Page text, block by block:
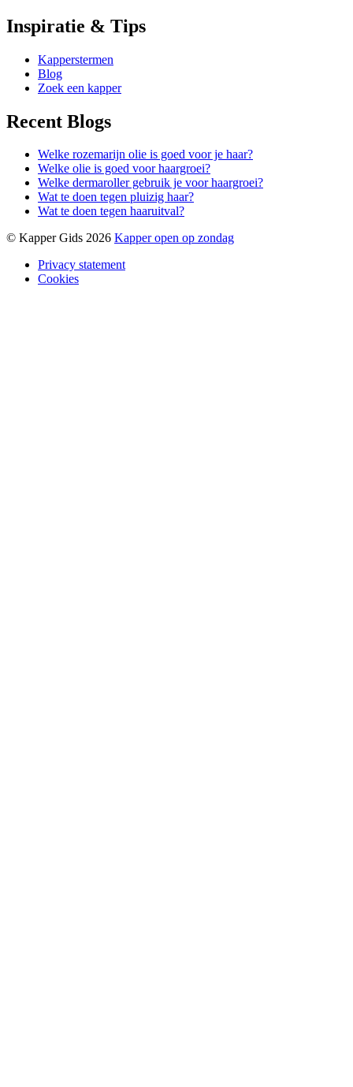
Inspiratie & Tips
Kapperstermen
Blog
Zoek een kapper
Recent Blogs
Welke rozemarijn olie is goed voor je haar?
Welke olie is goed voor haargroei?
Welke dermaroller gebruik je voor haargroei?
Wat te doen tegen pluizig haar?
Wat te doen tegen haaruitval?
© Kapper Gids 2026 Kapper open op zondag
Privacy statement
Cookies